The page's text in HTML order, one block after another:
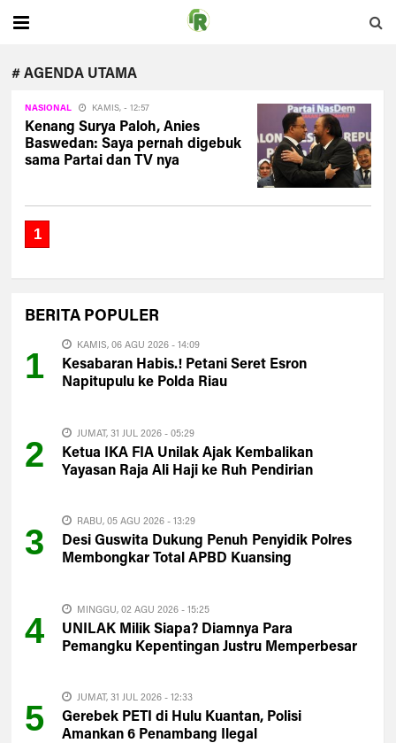
# AGENDA UTAMA
NASIONAL KAMIS, - 12:57
Kenang Surya Paloh, Anies
Baswedan: Saya pernah digebuk
sama Partai dan TV nya
1
BERITA POPULER
1
KAMIS, 06 AGU 2026 - 14:09
Kesabaran Habis.! Petani Seret Esron
Napitupulu ke Polda Riau
2
JUMAT, 31 JUL 2026 - 05:29
Ketua IKA FIA Unilak Ajak Kembalikan
Yayasan Raja Ali Haji ke Ruh Pendirian
3
RABU, 05 AGU 2026 - 13:29
Desi Guswita Dukung Penuh Penyidik Polres
Membongkar Total APBD Kuansing
4
MINGGU, 02 AGU 2026 - 15:25
UNILAK Milik Siapa? Diamnya Para
Pemangku Kepentingan Justru Memperbesar
5
JUMAT, 31 JUL 2026 - 12:33
Gerebek PETI di Hulu Kuantan, Polisi
Amankan 6 Penambang Ilegal